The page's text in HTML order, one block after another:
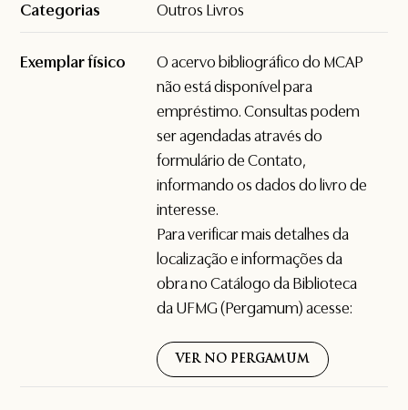
Categorias Outros Livros
Exemplar físico
O acervo bibliográfico do MCAP
não está disponível para
empréstimo. Consultas podem
ser agendadas através do
formulário deContato,
informando os dados do livro de
interesse.
Para verificar mais detalhes da
localização e informações da
obra no Catálogo da Biblioteca
da UFMG (Pergamum) acesse:
VER NO PERGAMUM